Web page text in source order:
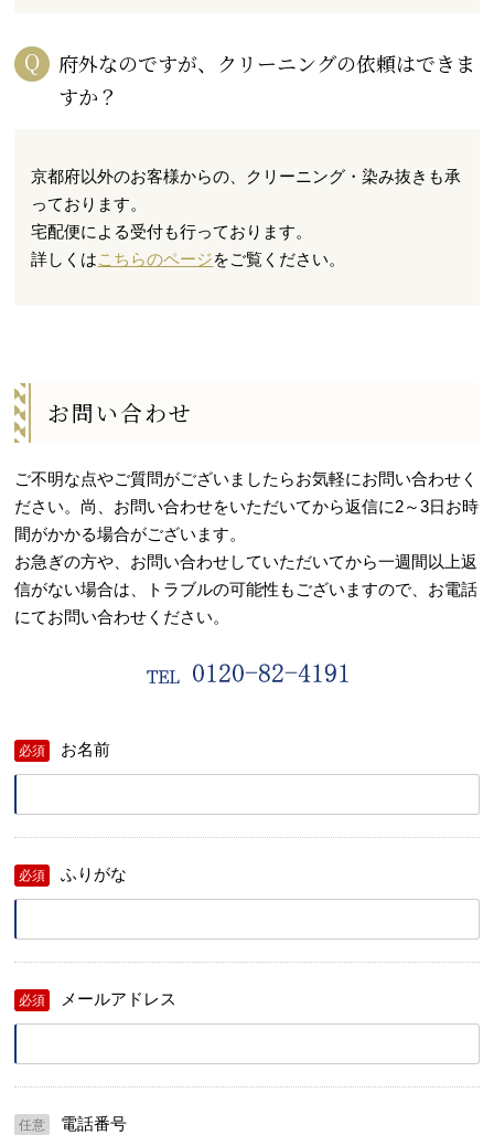
府外なのですが、クリーニングの依頼はできま
すか？
京都府以外のお客様からの、クリーニング・染み抜きも承
っております。
宅配便による受付も行っております。
詳しくはこちらのページをご覧ください。
お問い合わせ
ご不明な点やご質問がございましたらお気軽にお問い合わせく
ださい。 尚、お問い合わせをいただいてから返信に2～3日お時
間がかかる場合がございます。
お急ぎの方や、お問い合わせしていただいてから一週間以上返
信がない場合は、トラブルの可能性もございますので、 お電話
にてお問い合わせください。
必須 お名前
必須 ふりがな
必須 メールアドレス
任意 電話番号